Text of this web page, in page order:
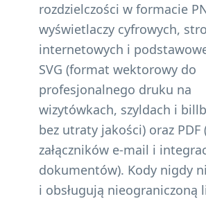
rozdzielczości w formacie
wyświetlaczy cyfrowych,
internetowych i
SVG (format wektorowy do
profesjonalnego druku na
wizytówkach, szyldach i
bez utraty jakości) oraz PDF
załączników e-mail i
dokumentów). Kody nigdy
i obsługują nieograniczoną